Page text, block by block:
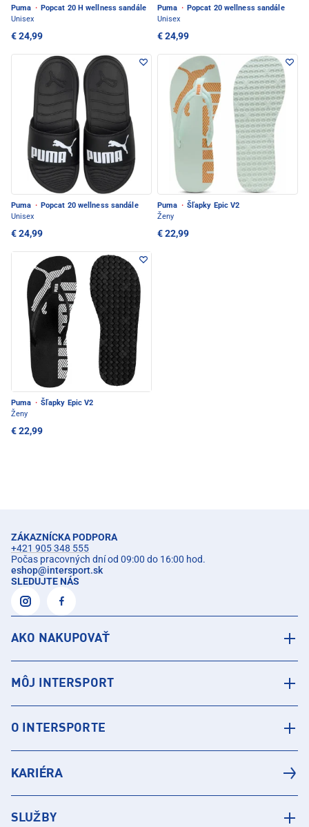
Puma · Popcat 20 H wellness sandále
Unisex
€ 24,99
Puma · Popcat 20 wellness sandále
Unisex
€ 24,99
Puma · Popcat 20 wellness sandále
Unisex
€ 24,99
Puma · Šľapky Epic V2
Ženy
€ 22,99
Puma · Šľapky Epic V2
Ženy
€ 22,99
ZÁKAZNÍCKA PODPORA
+421 905 348 555
Počas pracovných dní od 09:00 do 16:00 hod.
eshop@intersport.sk
SLEDUJTE NÁS
AKO NAKUPOVAŤ
MÔJ INTERSPORT
O INTERSPORTE
KARIÉRA
SLUŽBY